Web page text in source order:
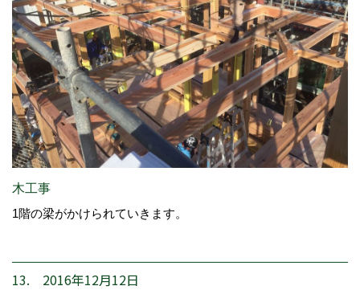
木工事
1階の梁がかけられていきます。
13. 2016年12月12日